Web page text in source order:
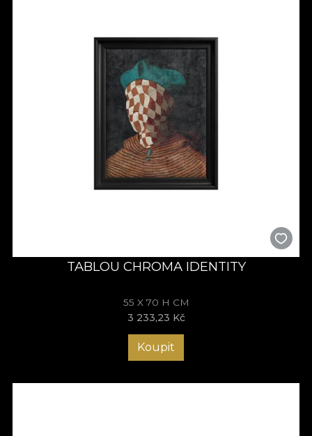
TABLOU CHROMA IDENTITY
55 X 70 H CM
3 233,23 Kč
Koupit